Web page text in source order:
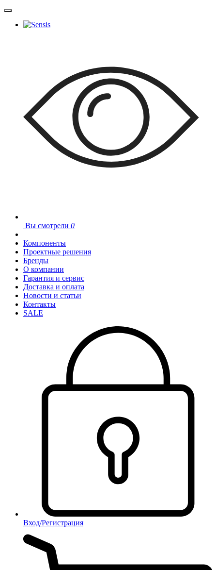
Вы смотрели 0
Компоненты
Проектные решения
Бренды
О компании
Гарантия и сервис
Доставка и оплата
Новости и статьи
Контакты
SALE
Вход/Регистрация